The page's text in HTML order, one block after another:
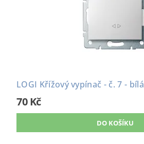
LOGI Křížový vypínač - č. 7 - bílá
70 Kč